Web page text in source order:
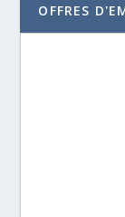
OFFRES